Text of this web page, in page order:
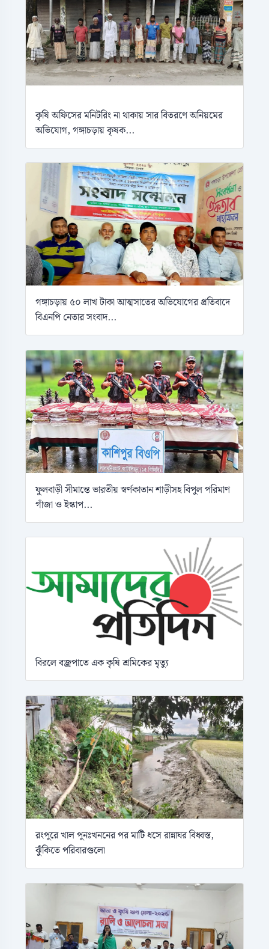
কৃষি অফিসের মনিটরিং না থাকায় সার বিতরণে অনিয়মের
অভিযোগ, গঙ্গাচড়ায় কৃষক...
গঙ্গাচড়ায় ৫০ লাখ টাকা আত্মসাতের অভিযোগের প্রতিবাদে
বিএনপি নেতার সংবাদ...
ফুলবাড়ী সীমান্তে ভারতীয় স্বর্ণকাতান শাড়ীসহ বিপুল পরিমাণ
গাঁজা ও ইস্কাপ...
বিরলে বজ্রপাতে এক কৃষি শ্রমিকের মৃত্যু
রংপুরে খাল পুনঃখননের পর মাটি ধসে রান্নাঘর বিধ্বস্ত,
ঝুঁকিতে পরিবারগুলো